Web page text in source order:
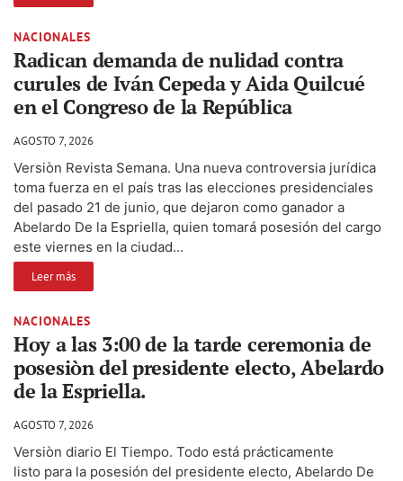
NACIONALES
Radican demanda de nulidad contra
curules de Iván Cepeda y Aida Quilcué
en el Congreso de la República
AGOSTO 7, 2026
Versiòn Revista Semana. Una nueva controversia jurídica
toma fuerza en el país tras las elecciones presidenciales
del pasado 21 de junio, que dejaron como ganador a
Abelardo De la Espriella, quien tomará posesión del cargo
este viernes en la ciudad...
Leer más
NACIONALES
Hoy a las 3:00 de la tarde ceremonia de
posesiòn del presidente electo, Abelardo
de la Espriella.
AGOSTO 7, 2026
Versiòn diario El Tiempo. Todo está prácticamente
listo para la posesión del presidente electo, Abelardo De